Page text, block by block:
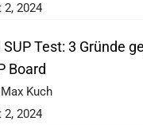
2, 2024
SUP Test: 3 Gründe
Board
Kuch
2, 2024